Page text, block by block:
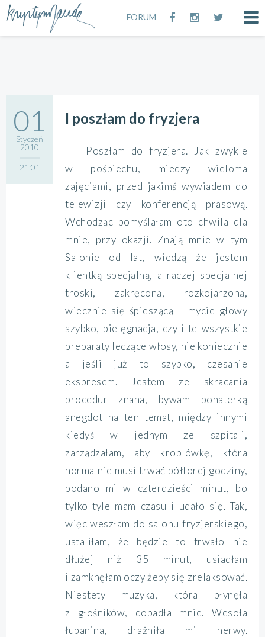
FORUM
01
Styczeń
2010
21:01
I poszłam do fryzjera
Poszłam do fryzjera. Jak zwykle
w pośpiechu, miedzy wieloma
zajęciami, przed jakimś wywiadem do
telewizji czy konferencją prasową.
Wchodząc pomyślałam oto chwila dla
mnie, przy okazji. Znają mnie w tym
Salonie od lat, wiedzą że jestem
klientką specjalną, a raczej specjalnej
troski, zakręconą, rozkojarzoną,
wiecznie się śpieszącą – mycie głowy
szybko, pielęgnacja, czyli te wszystkie
preparaty leczące włosy, nie koniecznie
a jeśli już to szybko, czesanie
ekspresem. Jestem ze skracania
procedur znana, bywam bohaterką
anegdot na ten temat, między innymi
kiedyś w jednym ze szpitali,
zarządzałam, aby kroplówkę, która
normalnie musi trwać półtorej godziny,
podano mi w czterdzieści minut, bo
tylko tyle mam czasu i udało się. Tak,
więc weszłam do salonu fryzjerskiego,
ustaliłam, że będzie to trwało nie
dłużej niż 35 minut, usiadłam
i zamknęłam oczy żeby się zrelaksować.
Niestety muzyka, która płynęła
z głośników, dopadła mnie. Wesoła
łupanina, drażniła mi nerwy.